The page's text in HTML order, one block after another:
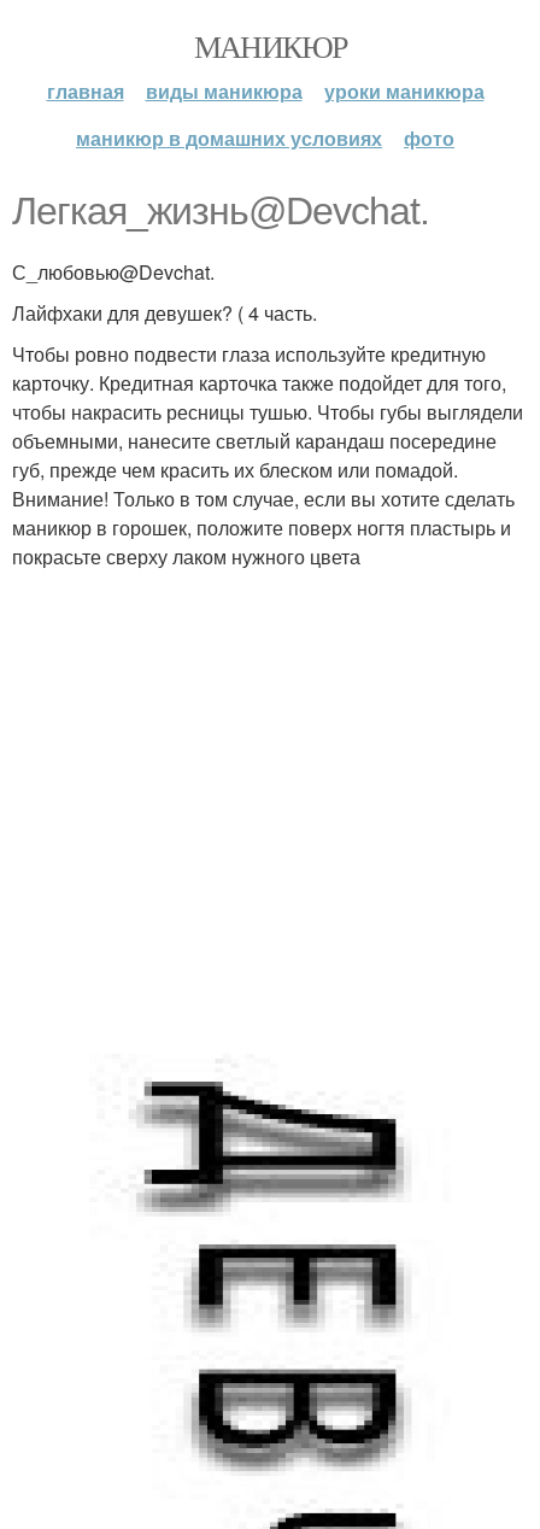
МАНИКЮР
главная виды маникюра
уроки маникюра
маникюр в домашних условиях
фото
Легкая_жизнь@Devchat.
С_любовью@Devchat.
Лайфхаки для девушек? ( 4 часть.
Чтобы ровно подвести глаза используйте кредитную
карточку. Кредитная карточка также подойдет для того,
чтобы накрасить ресницы тушью. Чтобы губы выглядели
объемными, нанесите светлый карандаш посередине
губ, прежде чем красить их блеском или помадой.
Внимание! Только в том случае, если вы хотите сделать
маникюр в горошек, положите поверх ногтя пластырь и
покрасьте сверху лаком нужного цвета